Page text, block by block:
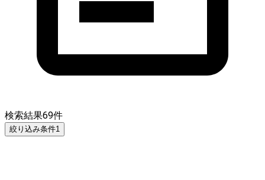
検索結果69件
絞り込み条件1